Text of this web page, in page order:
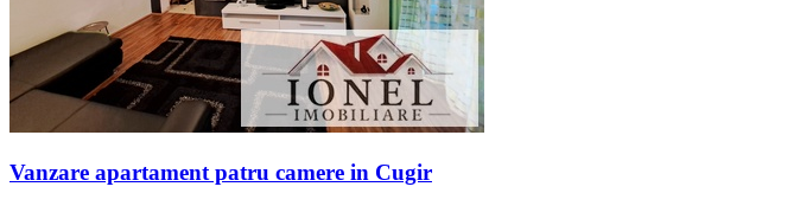
Vanzare apartament patru camere in Cugir